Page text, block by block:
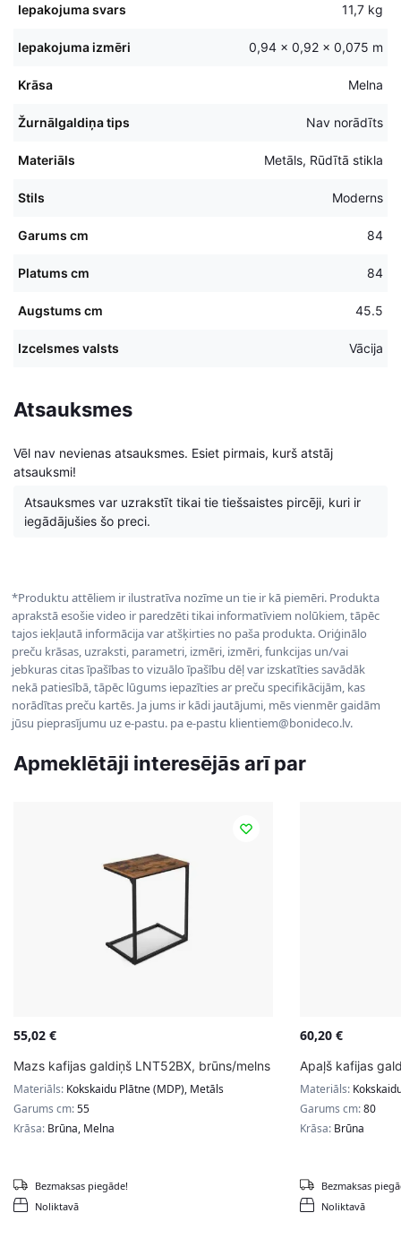
Iepakojuma svars 11,7 kg
Iepakojuma izmēri 0,94 × 0,92 × 0,075 m
Krāsa Melna
Žurnālgaldiņa tips Nav norādīts
Materiāls Metāls, Rūdītā stikla
Stils Moderns
Garums cm 84
Platums cm 84
Augstums cm 45.5
Izcelsmes valsts Vācija
Atsauksmes
Vēl nav nevienas atsauksmes. Esiet pirmais, kurš atstāj
atsauksmi!
Atsauksmes var uzrakstīt tikai tie tiešsaistes pircēji, kuri ir
iegādājušies šo preci.
*Produktu attēliem ir ilustratīva nozīme un tie ir kā piemēri. Produkta
aprakstā esošie video ir paredzēti tikai informatīviem nolūkiem, tāpēc
tajos iekļautā informācija var atšķirties no paša produkta. Oriģinālo
preču krāsas, uzraksti, parametri, izmēri, izmēri, funkcijas un/vai
jebkuras citas īpašības to vizuālo īpašību dēļ var izskatīties savādāk
nekā patiesībā, tāpēc lūgums iepazīties ar preču specifikācijām, kas
norādītas preču kartēs. Ja jums ir kādi jautājumi, mēs vienmēr gaidām
jūsu pieprasījumu uz e-pastu. pa e-pastu klientiem@bonideco.lv.
Apmeklētāji interesējās arī par
55,02 €
Mazs kafijas galdiņš LNT52BX, brūns/melns
Materiāls: Kokskaidu Plātne (MDP), Metāls
Garums cm:55
Krāsa: Brūna, Melna
Noliktavā
Bezmaksas piegāde!
60,20 €
Apaļš kafijas
Materiāls:
Garums cm:80
Krāsa: Brūna
Noliktavā
Bezmaksas